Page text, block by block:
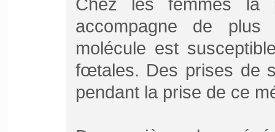
accompagne de plus
molécule est
fœtales. Des prises de
pendant la prise de ce